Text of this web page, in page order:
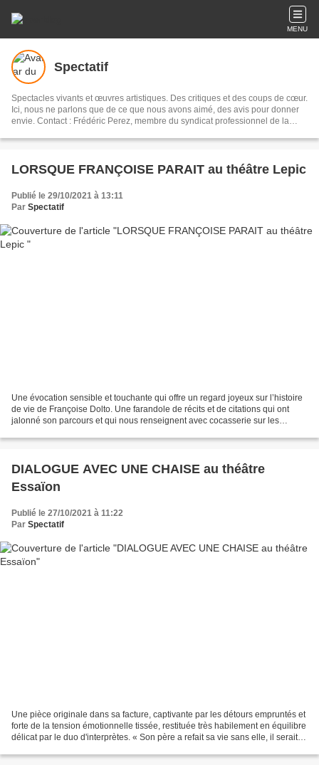
MENU
Spectatif
Spectacles vivants et œuvres artistiques. Des critiques et des coups de cœur.
Ici, nous ne parlons que de ce que nous avons aimé, des avis pour donner
envie. Contact : Frédéric Perez, membre du syndicat professionnel de la
LORSQUE FRANÇOISE PARAIT au théâtre Lepic
Publié le 29/10/2021 à 13:11
Par Spectatif
Une évocation sensible et touchante qui offre un regard joyeux sur l’histoire
de vie de Françoise Dolto. Une farandole de récits et de citations qui ont
jalonné son parcours et qui nous renseignent avec cocasserie sur les
DIALOGUE AVEC UNE CHAISE au théâtre
Essaïon
Publié le 27/10/2021 à 11:22
Par Spectatif
Une pièce originale dans sa facture, captivante par les détours empruntés et
forte de la tension émotionnelle tissée, restituée très habilement en équilibre
délicat par le duo d'interprètes. « Son père a refait sa vie sans elle, il serait